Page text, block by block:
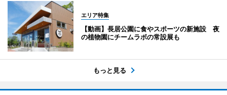
エリア特集
【動画】長居公園に食やスポーツの新施設 夜
の植物園にチームラボの常設展も
もっと見る